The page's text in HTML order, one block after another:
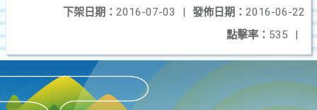
發佈日期： 2016-06-22
下架日期： 2016-07-03
|
點擊率： 535 |